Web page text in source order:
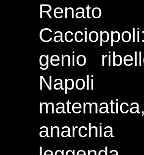
Renato
genio
Napoli
matematica,